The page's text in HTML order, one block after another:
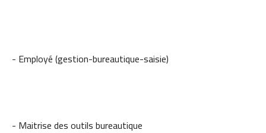
- Employé (gestion-bureautique-saisie)
- Maitrise des outils bureautique